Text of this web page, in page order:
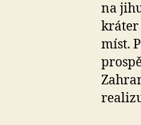
na
kráter
míst.